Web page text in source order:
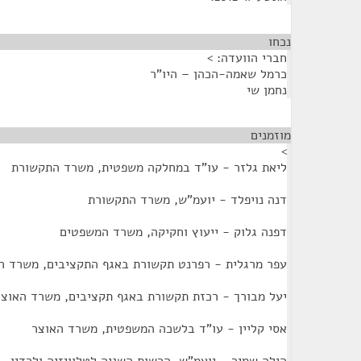
נכחו
חברי הוועדה: >
כרמל שאמה-הכהן – היו"ר
נחמן שי
מוזמנים
>
ליאת גלזר - עו"ד במחלקה משפטית, משרד התקשורת
דנה נויפלד - יועמ"ש, משרד התקשורת
דפנה גלוק - ייעוץ וחקיקה, משרד המשפטים
עפר מרגלית - רפרנט תקשורת באגף התקציבים, משרד
יעל מבורך - רכזת תקשורת באגף תקציבים, משרד
אסי קליין - עו"ד בלשכה המשפטית, משרד האוצר